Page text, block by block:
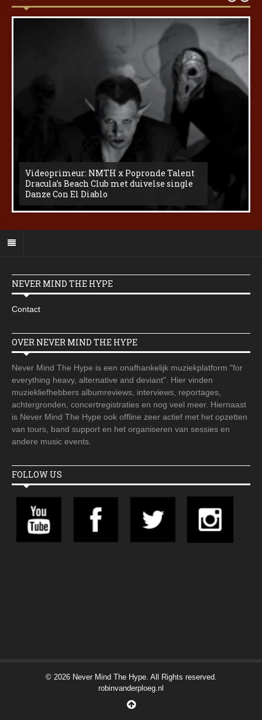
Videoprimeur: NMTH x Popronde Talent
Dracula’s Beach Club met duivelse single
Danze Con El Diablo
NEVER MIND THE HYPE
Contact
OVER NEVER MIND THE HYPE
Never Mind The Hype is een onafhankelijk muziekplatform "for
everything heavy, alternative and deviant". Hier vinden
muziekliefhebbers albumreviews, interviews, reportages,
achtergronden, concertregistraties en nog veel meer. Hiernaast
is Never Mind The Hype ook offline zeer actief met het opzetten
van tours, band support en het organiseren van sessies en
andere music events.
FOLLOW US
© 2026 Never Mind The Hype. All Rights reserved.
robinvanderploeg.nl